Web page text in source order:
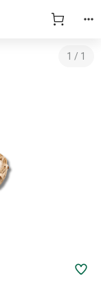
1 / 1